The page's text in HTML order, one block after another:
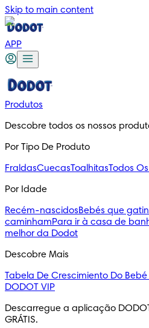
Skip to main content
APP
Produtos
Descobre todos os nossos
Por Tipo De Produto
FraldasCuecasToalhitasTodos
Por Idade
Recém-nascidosBebés que
caminhamPara ir à casa de
melhor da Dodot
Descobre Mais
Tabela De Crescimiento Do Bebé
DODOT VIP
Descarregue a aplicação
GRÁTIS.